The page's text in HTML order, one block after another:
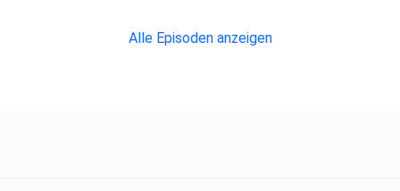
Alle Episoden anzeigen